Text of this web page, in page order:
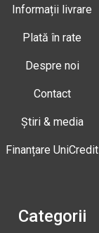
Informații livrare
Plată în rate
Despre noi
Contact
Știri & media
Finanțare UniCredit
Categorii